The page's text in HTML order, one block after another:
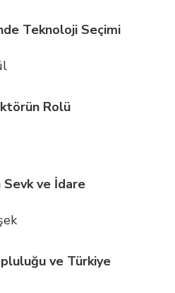
Teknoloji Seçimi
Rolü
Sevk ve İdare
ve Türkiye